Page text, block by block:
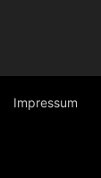
Impressum